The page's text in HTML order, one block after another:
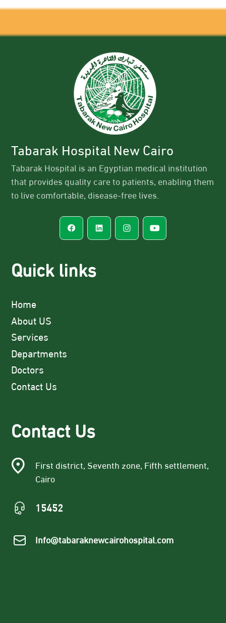
Tabarak Hospital New Cairo
Tabarak Hospital is an Egyptian medical institution
that provides quality care to patients, enabling them
to live comfortable, disease-free lives.
Quick links
Home
About US
Services
Departments
Doctors
Contact Us
Contact Us
First district, Seventh zone, Fifth settlement,
Cairo
15452
Info@tabaraknewcairohospital.com